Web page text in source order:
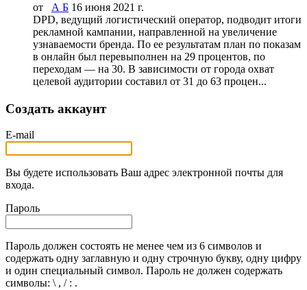
от А Б 16 июня 2021 г.
DPD, ведущий логистический оператор, подводит итоги
рекламной кампании, направленной на увеличение
узнаваемости бренда. По ее результатам план по показам
в онлайн был перевыполнен на 29 процентов, по
переходам — на 30. В зависимости от города охват
целевой аудитории составил от 31 до 63 процен...
Создать аккаунт
E-mail
Вы будете использовать Ваш адрес электронной почты для
входа.
Пароль
Пароль должен состоять не менее чем из 6 символов и
содержать одну заглавную и одну строчную букву, одну цифру
и один специальный символ. Пароль не должен содержать
символы: \ , / : .